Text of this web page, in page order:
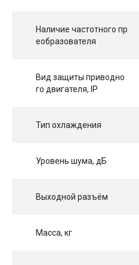
Наличие частотного пр
еобразователя
Вид защиты приводно
го двигателя, IP
Тип охлаждения
Уровень шума, дБ
Выходной разъём
Масса, кг